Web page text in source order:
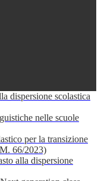
dispersione scolastica
nelle scuole
per la transizione
66/2023)
alla dispersione